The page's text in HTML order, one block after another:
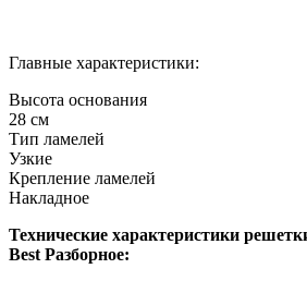
Главные характеристики:
Высота основания
28 см
Тип ламелей
Узкие
Крепление ламелей
Накладное
Технические характеристики
Best Разборное: